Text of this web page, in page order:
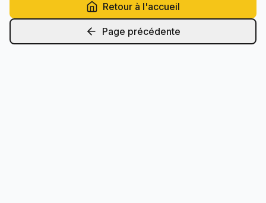
Retour à l'accueil
Page précédente